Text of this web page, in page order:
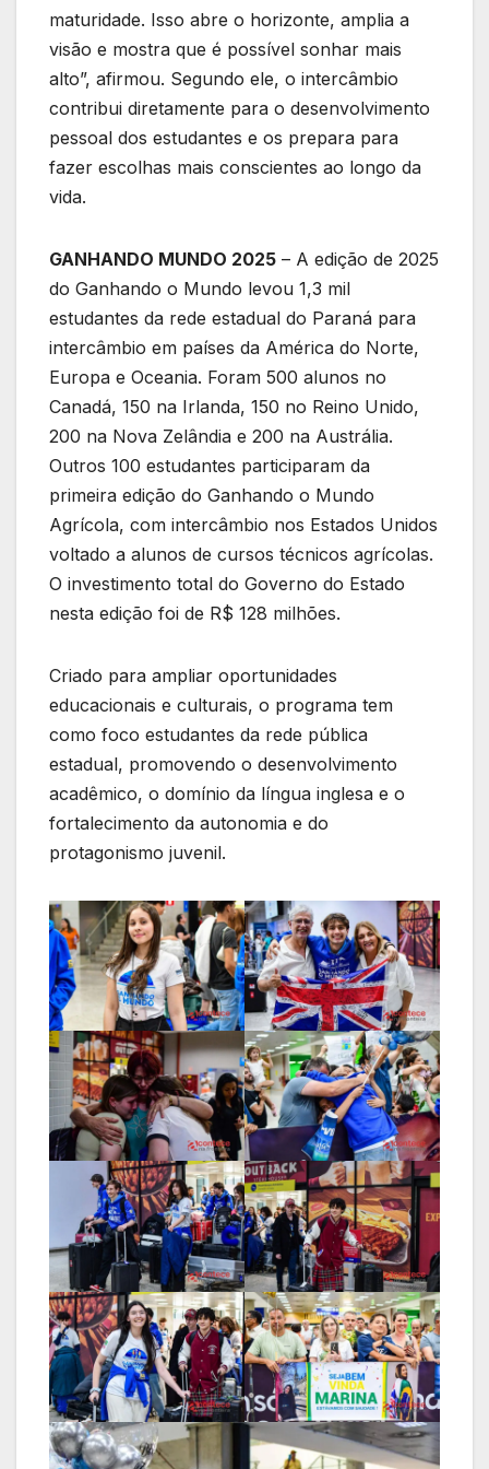
maturidade. Isso abre o horizonte, amplia a
visão e mostra que é possível sonhar mais
alto”, afirmou. Segundo ele, o intercâmbio
contribui diretamente para o desenvolvimento
pessoal dos estudantes e os prepara para
fazer escolhas mais conscientes ao longo da
vida.
GANHANDO MUNDO 2025 – A edição de 2025
do Ganhando o Mundo levou 1,3 mil
estudantes da rede estadual do Paraná para
intercâmbio em países da América do Norte,
Europa e Oceania. Foram 500 alunos no
Canadá, 150 na Irlanda, 150 no Reino Unido,
200 na Nova Zelândia e 200 na Austrália.
Outros 100 estudantes participaram da
primeira edição do Ganhando o Mundo
Agrícola, com intercâmbio nos Estados Unidos
voltado a alunos de cursos técnicos agrícolas.
O investimento total do Governo do Estado
nesta edição foi de R$ 128 milhões.
Criado para ampliar oportunidades
educacionais e culturais, o programa tem
como foco estudantes da rede pública
estadual, promovendo o desenvolvimento
acadêmico, o domínio da língua inglesa e o
fortalecimento da autonomia e do
protagonismo juvenil.